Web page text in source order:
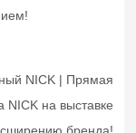
NICK | Прямая
NICK на выставке